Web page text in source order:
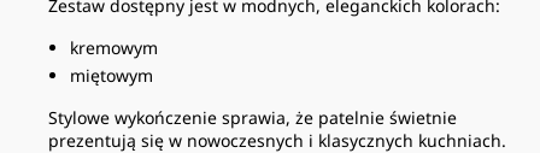
Zestaw dostępny jest w modnych, eleganckich kolorach:
kremowym
miętowym
Stylowe wykończenie sprawia, że patelnie świetnie
prezentują się w nowoczesnych i klasycznych kuchniach.